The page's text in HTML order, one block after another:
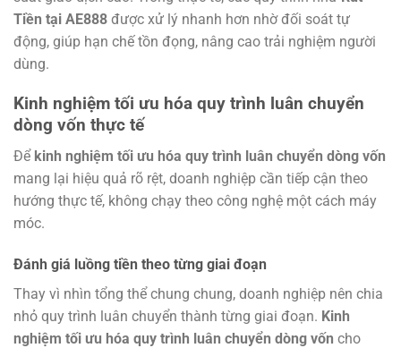
Tiền tại AE888 được xử lý nhanh hơn nhờ đối soát tự
động, giúp hạn chế tồn đọng, nâng cao trải nghiệm người
dùng.
Kinh nghiệm tối ưu hóa quy trình luân chuyển
dòng vốn thực tế
Để kinh nghiệm tối ưu hóa quy trình luân chuyển dòng vốn
mang lại hiệu quả rõ rệt, doanh nghiệp cần tiếp cận theo
hướng thực tế, không chạy theo công nghệ một cách máy
móc.
Đánh giá luồng tiền theo từng giai đoạn
Thay vì nhìn tổng thể chung chung, doanh nghiệp nên chia
nhỏ quy trình luân chuyển thành từng giai đoạn. Kinh
nghiệm tối ưu hóa quy trình luân chuyển dòng vốn cho